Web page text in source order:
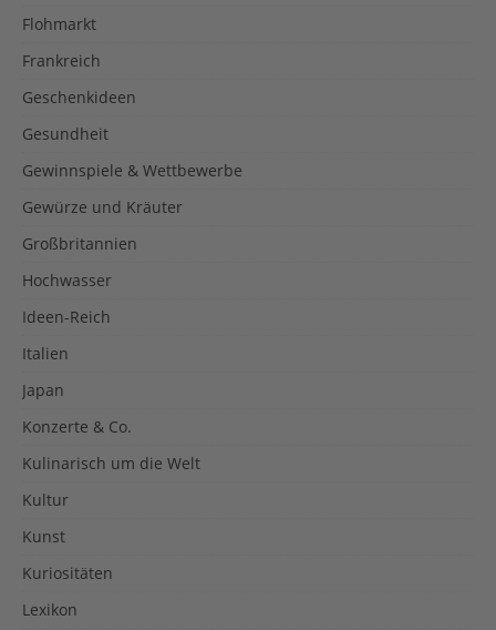
Flohmarkt
Frankreich
Geschenkideen
Gesundheit
Gewinnspiele & Wettbewerbe
Gewürze und Kräuter
Großbritannien
Hochwasser
Ideen-Reich
Italien
Japan
Konzerte & Co.
Kulinarisch um die Welt
Kultur
Kunst
Kuriositäten
Lexikon